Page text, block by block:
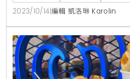
椰芝糕」，詭異氣氛滿點。人氣
聖節也推出期間限定餐點，以
題，將傳統港點化身為魔幻感
木乃伊芝麻包」是以戳鼻畫面
包，今年萬
2023/10/14 編輯 凱洛琳 Karolin